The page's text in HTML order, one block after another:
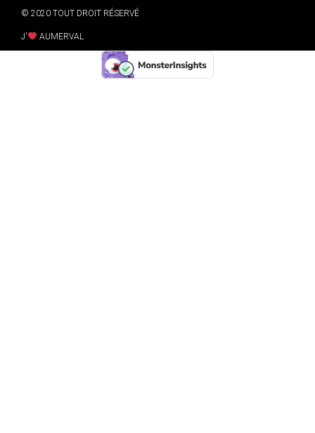
© 2020 TOUT DROIT RÉSERVÉ
J' AUMERVAL